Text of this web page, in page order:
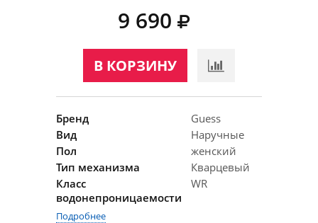
9 690
В КОРЗИНУ
Бренд
Guess
Вид
Наручные
Пол
женский
Тип механизма
Кварцевый
Класс
водонепроницаемости
WR
Подробнее